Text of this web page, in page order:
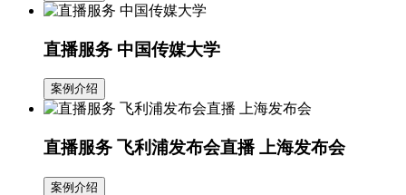
直播服务 中国传媒大学
案例介绍
直播服务 飞利浦发布会直播 上海发布会
案例介绍